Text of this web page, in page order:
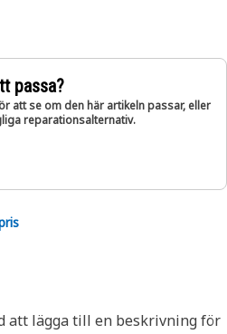
passa?
att se om den här artikeln passar, eller
reparationsalternativ.
att lägga till en beskrivning för